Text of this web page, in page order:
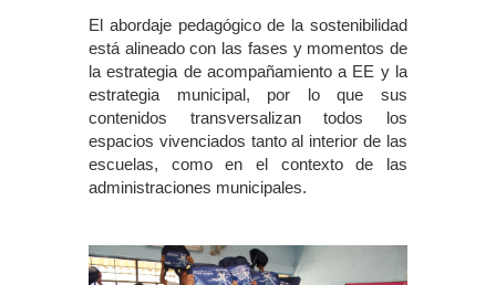
El abordaje pedagógico de la sostenibilidad
está alineado con las fases y momentos de
la estrategia de acompañamiento a EE y la
estrategia municipal, por lo que sus
contenidos transversalizan todos los
espacios vivenciados tanto al interior de las
escuelas, como en el contexto de las
administraciones municipales.